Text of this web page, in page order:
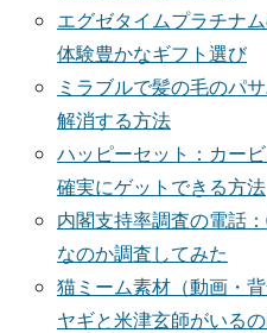
エグゼタイムプラチナ
体験豊かなギフト選び
ミラブルで髪の毛のパ
解消する方法
ハッピーセット：カー
確実にゲットできる方法
内閣支持率調査の電話
なのか調査してみた
猫ミーム素材（動画・
ヤギと米津玄師がいる